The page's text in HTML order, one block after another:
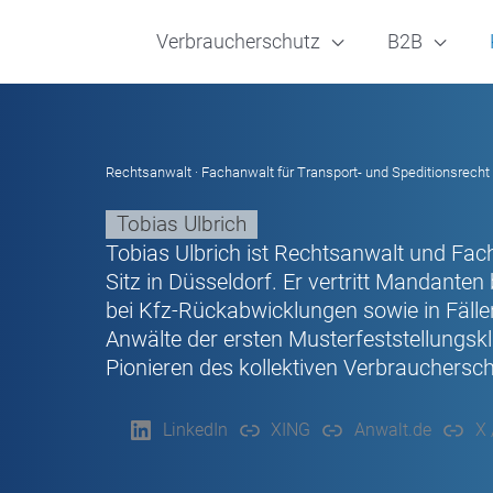
Verbraucherschutz B2B
Rechtsanwalt · Fachanwalt für Transport- und Speditionsrecht
Tobias Ulbrich
Tobias Ulbrich ist Rechtsanwalt und
Sitz in Düsseldorf. Er vertritt
bei Kfz-Rückabwicklungen sowie in
Anwälte der ersten
Pionieren des kollektiven
LinkedIn XING Anwalt.de X